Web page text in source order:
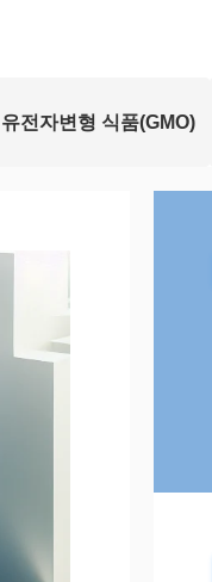
유전자변형 식품(GMO)